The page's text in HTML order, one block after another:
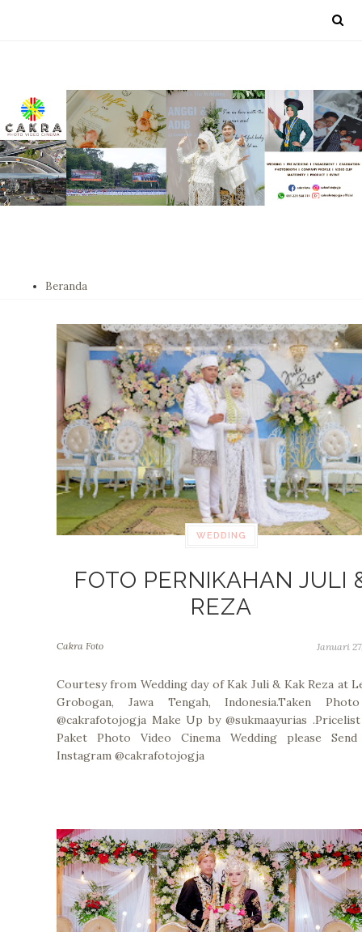
Beranda
WEDDING
FOTO PERNIKAHAN JULI
REZA
Cakra Foto Januari
Courtesy from Wedding day of Kak Juli & Kak Reza at
Grobogan, Jawa Tengah, Indonesia.Taken
@cakrafotojogja Make Up by @sukmaayurias
Paket Photo Video Cinema Wedding please
Instagram @cakrafotojogja